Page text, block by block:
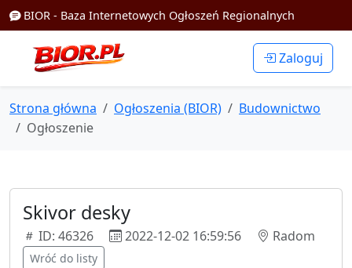
BIOR - Baza Internetowych Ogłoszeń Regionalnych
Zaloguj
Strona główna Ogłoszenia (BIOR)
Budownictwo
Ogłoszenie
Skivor desky
ID: 46326 2022-12-02 16:59:56 Radom
Wróć do listy